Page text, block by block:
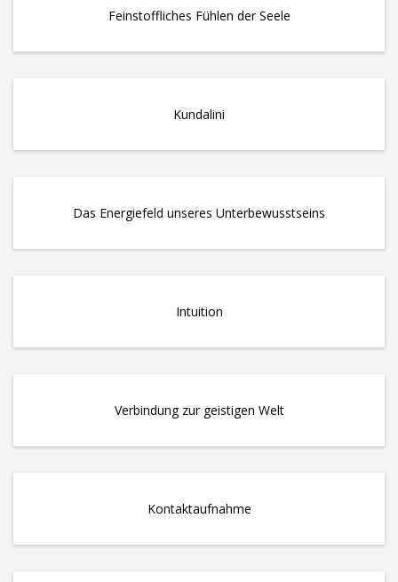
Feinstoffliches Fühlen der Seele
Kundalini
Das Energiefeld unseres Unterbewusstseins
Intuition
Verbindung zur geistigen Welt
Kontaktaufnahme